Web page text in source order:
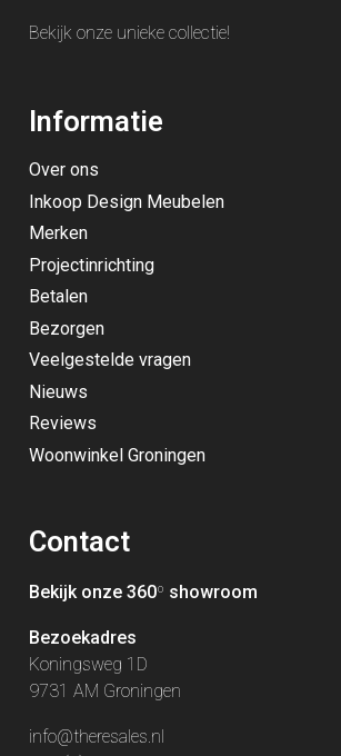
Bekijk onze unieke collectie!
Informatie
Over ons
Inkoop Design Meubelen
Merken
Projectinrichting
Betalen
Bezorgen
Veelgestelde vragen
Nieuws
Reviews
Woonwinkel Groningen
Contact
Bekijk onze 360º showroom
Bezoekadres
Koningsweg 1D
9731 AM Groningen
info@theresales.nl